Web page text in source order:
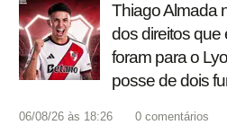
Thiago Almada
dos direitos que
foram para o
posse de dois
06/08/26 às 18:26 0 comentários